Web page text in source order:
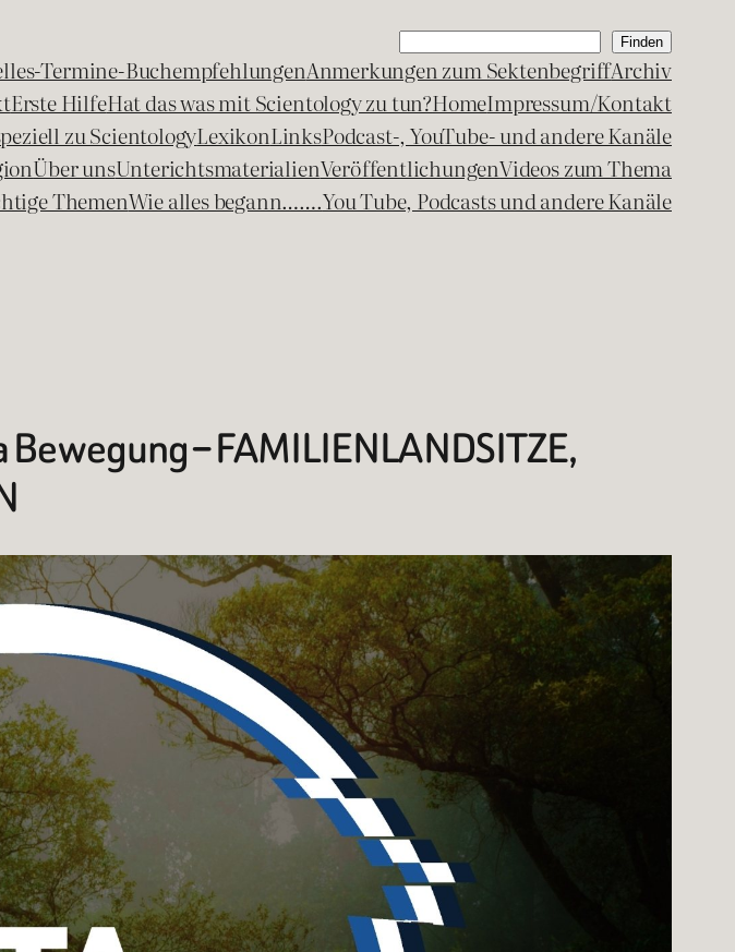
Suchen Finden
Termine-BuchempfehlungenAnmerkungen zum SektenbegriffArchiv
Erste HilfeHat das was mit Scientology zu tun?HomeImpressum/Kontakt
zu ScientologyLexikonLinksPodcast-, YouTube- und andere Kanäle
Über unsUnterichtsmaterialienVeröffentlichungenVideos zum Thema
ThemenWie alles begann…….You Tube, Podcasts und andere Kanäle
– FAMILIENLANDSITZE,